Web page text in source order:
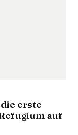
erste
auf